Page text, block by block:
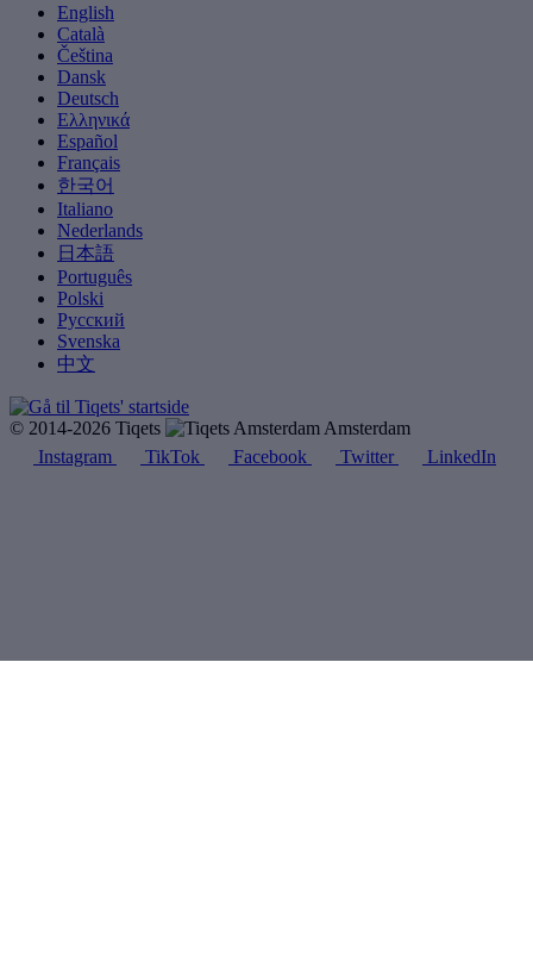
English
Català
Čeština
Dansk
Deutsch
Ελληνικά
Español
Français
한국어
Italiano
Nederlands
日本語
Português
Polski
Русский
Svenska
中文
© 2014-2026 Tiqets
Amsterdam
Instagram
TikTok Facebook Twitter LinkedIn